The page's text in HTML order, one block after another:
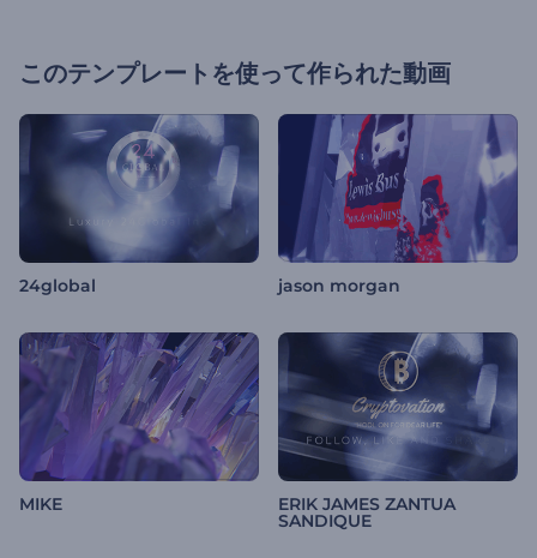
このテンプレートを使って作られた動画
24global jason morgan
MIKE ERIK JAMES ZANTUA
SANDIQUE